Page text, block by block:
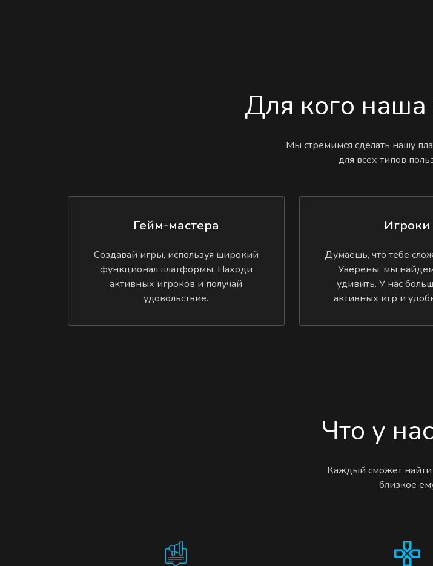
Для кого
Мы стремимся сделать нашу
для всех типов
Гейм-мастера
Создавай игры, используя широкий
функционал платформы. Находи
активных игроков и получай
удовольствие.
Игроки
Думаешь, что тебе
Уверены, мы
удивить. У нас
активных игр и
Что у
Каждый сможет найти
близкое